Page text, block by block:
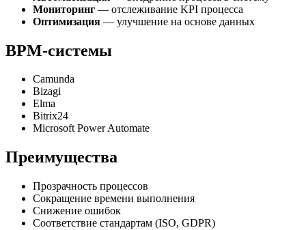
Мониторинг — отслеживание KPI процесса
Оптимизация — улучшение на основе данных
BPM-системы
Camunda
Bizagi
Elma
Bitrix24
Microsoft Power Automate
Преимущества
Прозрачность процессов
Сокращение времени выполнения
Снижение ошибок
Соответствие стандартам (ISO, GDPR)